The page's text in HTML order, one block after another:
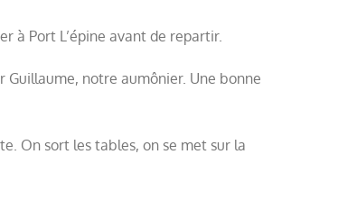
à Port L’épine avant de repartir.
Guillaume, notre aumônier. Une bonne
On sort les tables, on se met sur la